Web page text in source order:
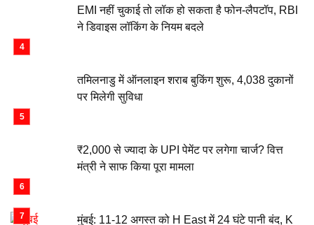
EMI नहीं चुकाई तो लॉक हो सकता है फोन-लैपटॉप, RBI
ने डिवाइस लॉकिंग के नियम बदले
तमिलनाडु में ऑनलाइन शराब बुकिंग शुरू, 4,038 दुकानों
पर मिलेगी सुविधा
₹2,000 से ज्यादा के UPI पेमेंट पर लगेगा चार्ज? वित्त
मंत्री ने साफ किया पूरा मामला
मुंबई: 11-12 अगस्त को H East में 24 घंटे पानी बंद, K